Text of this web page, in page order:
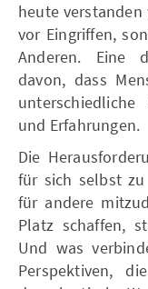
heute
vor Eingriffen,
Anderen. Eine
davon, dass
unterschiedliche
und Erfahrungen.
Die
für sich selbst
für andere
Platz schaffen,
Und was
Perspektiven,